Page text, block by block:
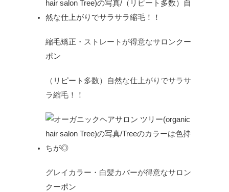
縮毛矯正・ストレートが得意なサロンクー
ポン
（リピート多数）自然な仕上がりでサラサ
ラ縮毛！！
グレイカラー・白髪カバーが得意なサロン
クーポン